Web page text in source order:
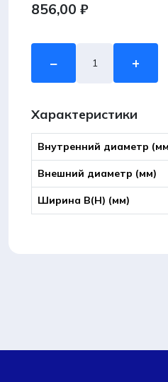
856,00 ₽
−
Количество
товара
50208-
ZNR)
(FBJ)
+
Характеристики
Внутренний диаметр
Внешний диаметр (мм)
Ширина B(Н) (мм)